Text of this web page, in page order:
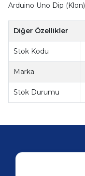
Arduino Uno Dip (Klon)
Diğer Özellikler
Stok Kodu
Marka
Stok Durumu